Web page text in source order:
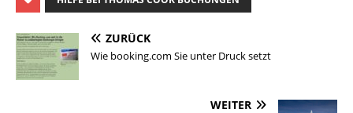
ai
l
c
e
b
o
it
te
r
at
s
A
te
st
ZURÜCK
Wie booking.com Sie unter Druck setzt
WEITER